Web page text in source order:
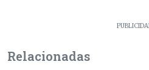
Relacionadas